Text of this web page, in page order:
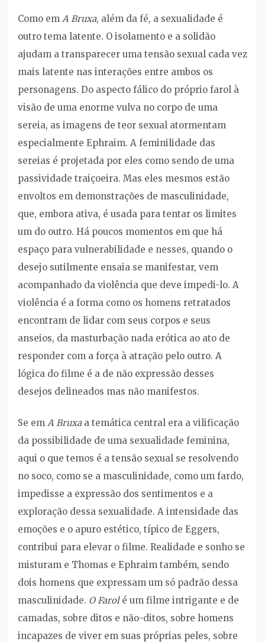
Como em A Bruxa, além da fé, a sexualidade é
outro tema latente. O isolamento e a solidão
ajudam a transparecer uma tensão sexual cada vez
mais latente nas interações entre ambos os
personagens. Do aspecto fálico do próprio farol à
visão de uma enorme vulva no corpo de uma
sereia, as imagens de teor sexual atormentam
especialmente Ephraim. A feminilidade das
sereias é projetada por eles como sendo de uma
passividade traiçoeira. Mas eles mesmos estão
envoltos em demonstrações de masculinidade,
que, embora ativa, é usada para tentar os limites
um do outro. Há poucos momentos em que há
espaço para vulnerabilidade e nesses, quando o
desejo sutilmente ensaia se manifestar, vem
acompanhado da violência que deve impedi-lo. A
violência é a forma como os homens retratados
encontram de lidar com seus corpos e seus
anseios, da masturbação nada erótica ao ato de
responder com a força à atração pelo outro. A
lógica do filme é a de não expressão desses
desejos delineados mas não manifestos.
Se em A Bruxaa temática central era a vilificação
da possibilidade de uma sexualidade feminina,
aqui o que temos é a tensão sexual se resolvendo
no soco, como se a masculinidade, como um fardo,
impedisse a expressão dos sentimentos e a
exploração dessa sexualidade. A intensidade das
emoções e o apuro estético, típico de Eggers,
contribui para elevar o filme. Realidade e sonho se
misturam e Thomas e Ephraim também, sendo
dois homens que expressam um só padrão dessa
masculinidade. O Farol é um filme intrigante e de
camadas, sobre ditos e não-ditos, sobre homens
incapazes de viver em suas próprias peles, sobre